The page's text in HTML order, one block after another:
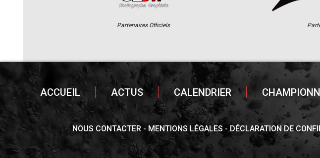
Partenaires Officiels
ACCUEIL ACTUS CALENDRIER
NOUS CONTACTER MENTIONS LÉGALES DÉCLARATION DE